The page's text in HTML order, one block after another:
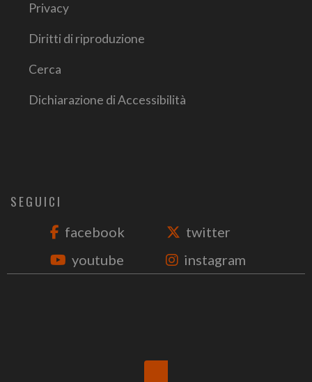
Privacy
Diritti di riproduzione
Cerca
Dichiarazione di Accessibilità
SEGUICI
facebook
twitter
youtube
instagram